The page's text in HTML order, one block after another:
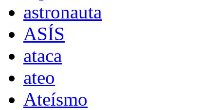
astronauta
ASÍS
ataca
ateo
Ateísmo